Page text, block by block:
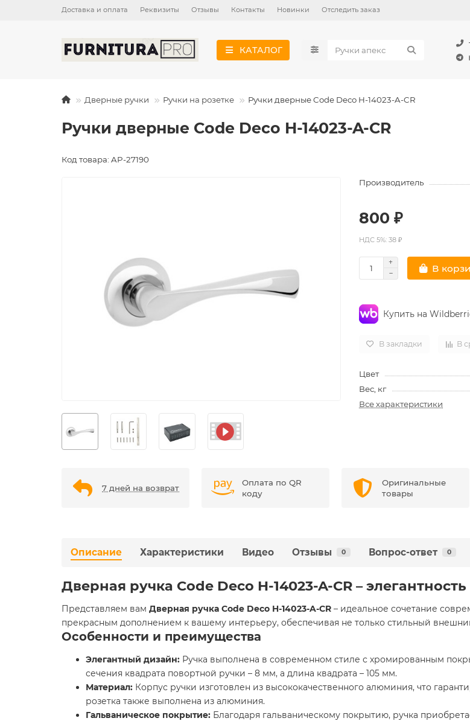
Доставка и оплата Реквизиты Отзывы Контакты Новинки Отследить заказ
КАТАЛОГ
Дверные ручки Ручки на розетке Ручки дверные Code Deco H-14023-A-CR
Ручки дверные Code Deco H-14023-A-CR
Код товара: AP-27190
Производитель
800 ₽
НДС 5%: 38 ₽
В
Купить на
В закладки В
Цвет
Вес, кг
Все характеристики
7 дней на возврат
Оплата по QR
коду
Оригинальные
товары
Описание Характеристики Видео Отзывы 0 Вопрос-ответ 0
Дверная ручка Code Deco H-14023-A-CR –
Представляем вам Дверная ручка Code Deco H-14023-A-CR – идеальное сочетание
прекрасным дополнением к вашему интерьеру, обеспечивая не только стильный
Особенности и преимущества
Элегантный дизайн: Ручка выполнена в современном стиле с хромированным
сечения квадрата повортной ручки – 8 мм, а длина квадрата – 105 мм.
Материал: Корпус ручки изготовлен из высококачественного алюминия, что
розетка также выполнена из алюминия.
Гальваническое покрытие: Благодаря гальваническому покрытию, ручка